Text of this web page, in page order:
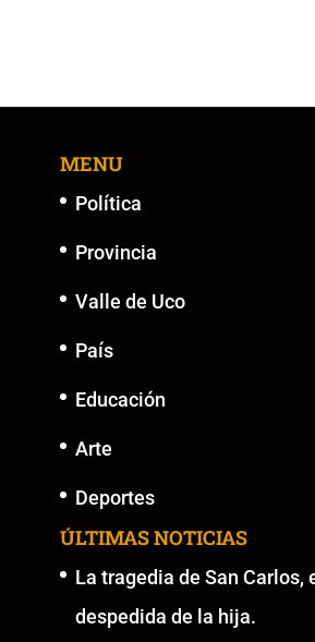
b
o
k
A Li
MENU
Política
Provincia
Valle de Uco
País
Educación
Arte
Deportes
ÚLTIMAS NOTICIAS
La tragedia de San Carlos,
despedida de la hija.